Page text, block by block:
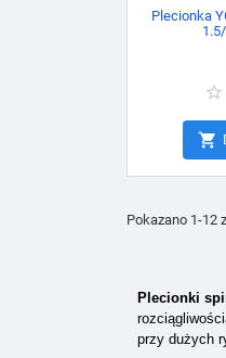
Plecionka

Pokazano 1-12
Plecionki
przy dużych